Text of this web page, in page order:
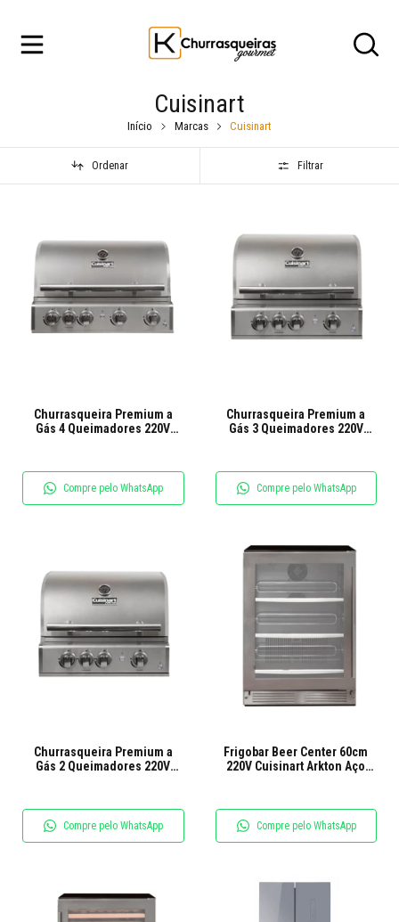
Cuisinart
Início Marcas Cuisinart
Ordenar Filtrar
Churrasqueira Premium a
Gás 4 Queimadores 220V
Compre pelo WhatsApp
Churrasqueira Premium a
Gás 3 Queimadores 220V
Compre pelo WhatsApp
Churrasqueira Premium a
Gás 2 Queimadores 220V
Compre pelo WhatsApp
Frigobar Beer Center 60cm
220V Cuisinart Arkton Aço
Compre pelo WhatsApp